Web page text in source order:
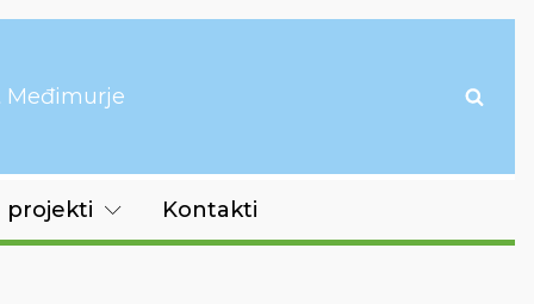
Međimurje
projekti Kontakti